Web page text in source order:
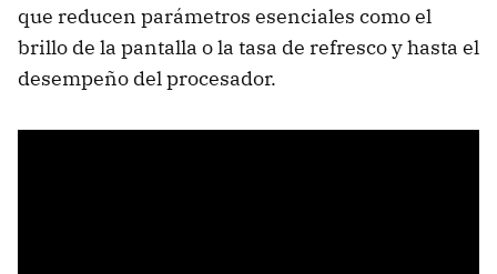
que reducen parámetros esenciales como el
brillo de la pantalla o la tasa de refresco y hasta el
desempeño del procesador.